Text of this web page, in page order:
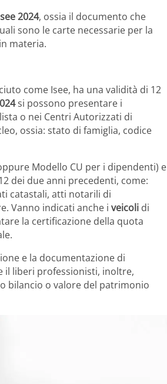
2024, ossia il documento che
sono le carte necessarie per la
materia.
come Isee, ha una validità di 12
si possono presentare i
o nei Centri Autorizzati di
ossia: stato di famiglia, codice
Modello CU per i dipendenti) e
dei due anni precedenti, come:
catastali, atti notarili di
Vanno indicati anche i veicoli di
la certificazione della quota
e la documentazione di
il liberi professionisti, inoltre,
bilancio o valore del patrimonio